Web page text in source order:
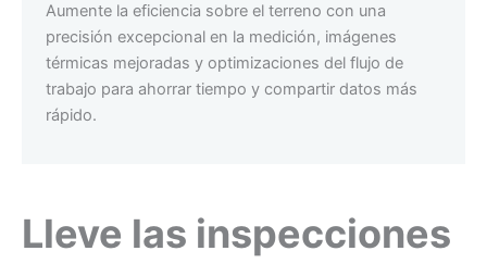
Aumente la eficiencia sobre el terreno con una
precisión excepcional en la medición, imágenes
térmicas mejoradas y optimizaciones del flujo de
trabajo para ahorrar tiempo y compartir datos más
rápido.
Lleve las inspecciones